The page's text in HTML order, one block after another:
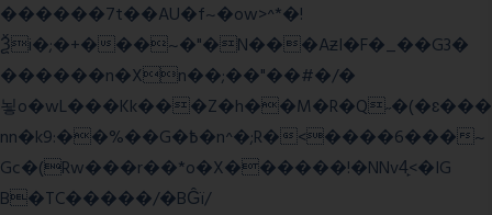
������7t� �AU�f~�ow>^*�!
Ѯi�;�+���~�"�N���AƶI�F�_��G3�
������n�Xn��;��"��#�/�
뇧o�wL���Kk���Z�h��M�R�Q˶�(�ɛ���
nn�k9:��%��G�߿�n^�;R�<����6���~
Gc�(Rw���r��*o�X������!�NNv4̙<�IG
B�TC�����/�BĜï/